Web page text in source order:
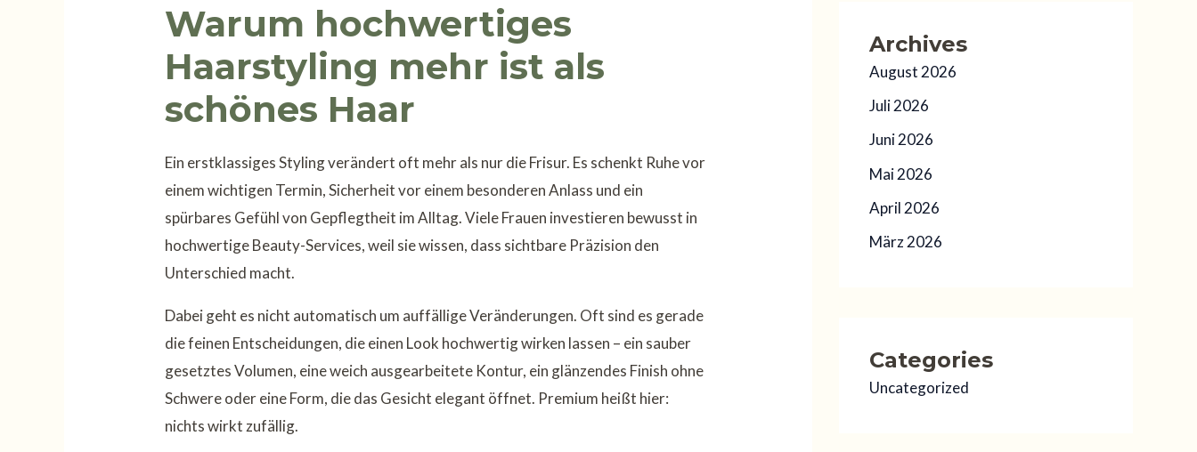
Warum hochwertiges
Haarstyling mehr ist als
schönes Haar
Ein erstklassiges Styling verändert oft mehr als nur die Frisur. Es schenkt Ruhe vor
einem wichtigen Termin, Sicherheit vor einem besonderen Anlass und ein
spürbares Gefühl von Gepflegtheit im Alltag. Viele Frauen investieren bewusst in
hochwertige Beauty-Services, weil sie wissen, dass sichtbare Präzision den
Unterschied macht.
Dabei geht es nicht automatisch um auffällige Veränderungen. Oft sind es gerade
die feinen Entscheidungen, die einen Look hochwertig wirken lassen – ein sauber
gesetztes Volumen, eine weich ausgearbeitete Kontur, ein glänzendes Finish ohne
Schwere oder eine Form, die das Gesicht elegant öffnet. Premium heißt hier:
nichts wirkt zufällig.
Archives
August 2026
Juli 2026
Juni 2026
Mai 2026
April 2026
März 2026
Categories
Uncategorized